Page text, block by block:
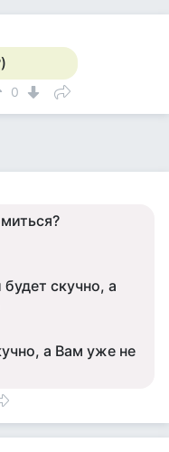
0
скучно, а
а Вам уже не